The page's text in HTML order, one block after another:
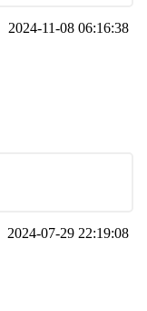
2024-11-08 06:16:38
2024-07-29 22:19:08